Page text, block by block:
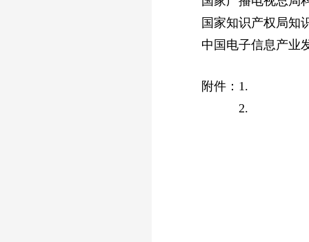
国家知识产权局知
中国电子信息产业
附件：1.
2.